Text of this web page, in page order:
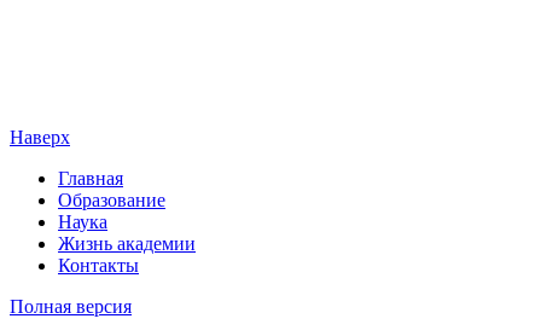
Наверх
Главная
Образование
Наука
Жизнь академии
Контакты
Полная версия